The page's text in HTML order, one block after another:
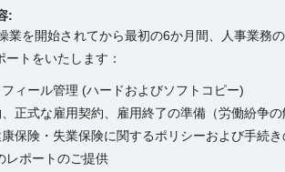
:
業を開始されてから最初の6か月間、人事業務
トをいたします：
ィール管理 (ハードおよびソフトコピー)
正式な雇用契約、雇用終了の準備（労働紛争の
保険・失業保険に関するポリシーおよび手続き
レポートのご提供